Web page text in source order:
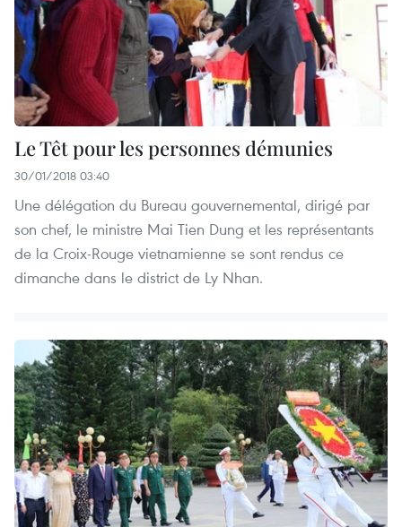
Le Têt pour les personnes démunies
30/01/2018 03:40
Une délégation du Bureau gouvernemental, dirigé par
son chef, le ministre Mai Tien Dung et les représentants
de la Croix-Rouge vietnamienne se sont rendus ce
dimanche dans le district de Ly Nhan.